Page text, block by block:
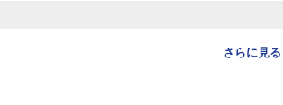
さらに見る